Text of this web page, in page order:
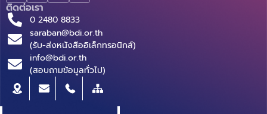
ติดต่อเรา
0 2480 8833
saraban@bdi.or.th
(รับ-ส่งหนังสืออิเล็กทรอนิกส์)
info@bdi.or.th
(สอบถามข้อมูลทั่วไป)